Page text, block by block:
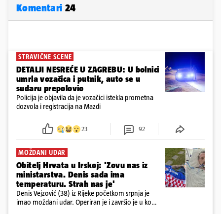
Komentari 24
STRAVIČNE SCENE
DETALJI NESREĆE U ZAGREBU: U bolnici
umrla vozačica i putnik, auto se u
sudaru prepolovio
Policija je objavila da je vozačici istekla prometna
dozvola i registracija na Mazdi
23 92
MOŽDANI UDAR
Obitelj Hrvata u Irskoj: 'Zovu nas iz
ministarstva. Denis sada ima
temperaturu. Strah nas je'
Denis Vejzović (38) iz Rijeke početkom srpnja je
imao moždani udar. Operiran je i završio je u komi.